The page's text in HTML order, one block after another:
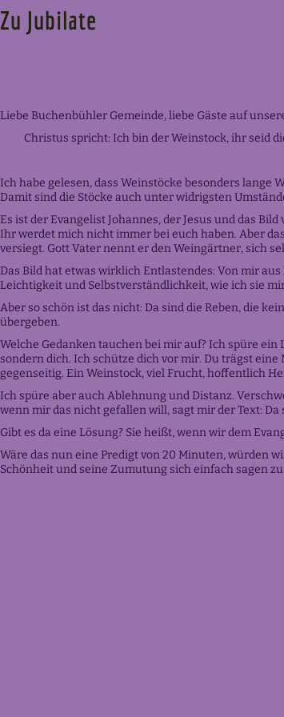
Zu Jubilate
Liebe Buchenbühler Gemeinde, liebe Gäste auf
Christus spricht: Ich bin der Weinstock, ihr seid
Ich habe gelesen, dass Weinstöcke besonders
Damit sind die Stöcke auch unter widrigsten
Es ist der Evangelist Johannes, der Jesus und das
Ihr werdet mich nicht immer bei euch haben. Aber
versiegt. Gott Vater nennt er den Weingärtner, sich
Das Bild hat etwas wirklich Entlastendes: Von mir
Leichtigkeit und Selbstverständlichkeit, wie ich sie
Aber so schön ist das nicht: Da sind die Reben, die
übergeben.
Welche Gedanken tauchen bei mir auf? Ich spüre
sondern dich. Ich schütze dich vor mir. Du trägst
gegenseitig. Ein Weinstock, viel Frucht, hoffentlich
Ich spüre aber auch Ablehnung und Distanz.
wenn mir das nicht gefallen will, sagt mir der Text:
Gibt es da eine Lösung? Sie heißt, wenn wir dem
Wäre das nun eine Predigt von 20 Minuten, würden
Schönheit und seine Zumutung sich einfach